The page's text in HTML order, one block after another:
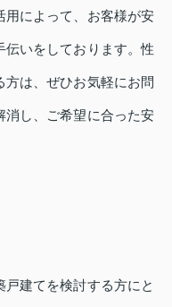
用によって、お客様が安
いをしております。性
は、ぜひお気軽にお問
消し、ご希望に合った安
建てを検討する方にと